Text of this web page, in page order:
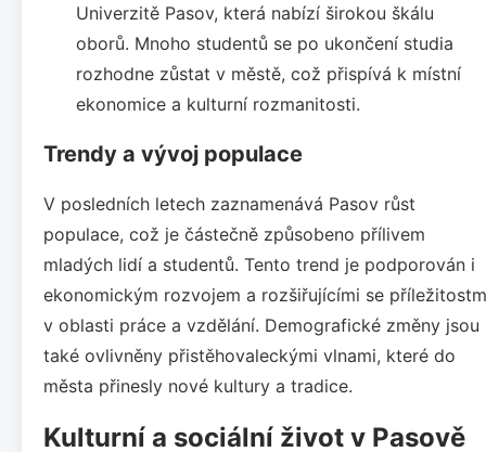
Univerzitě Pasov, která nabízí širokou škálu
oborů. Mnoho studentů se po ukončení studia
rozhodne zůstat v městě, což přispívá k místní
ekonomice a kulturní rozmanitosti.
Trendy a vývoj populace
V posledních letech zaznamenává Pasov růst
populace, což je částečně způsobeno přílivem
mladých lidí a studentů. Tento trend je podporován i
ekonomickým rozvojem a rozšiřujícími se
v oblasti práce a vzdělání. Demografické změny jsou
také ovlivněny přistěhovaleckými vlnami, které do
města přinesly nové kultury a tradice.
Kulturní a sociální život v Pasově